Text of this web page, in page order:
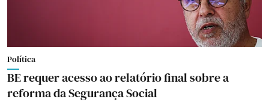
Política
BE requer acesso ao relatório final sobre a
reforma da Segurança Social